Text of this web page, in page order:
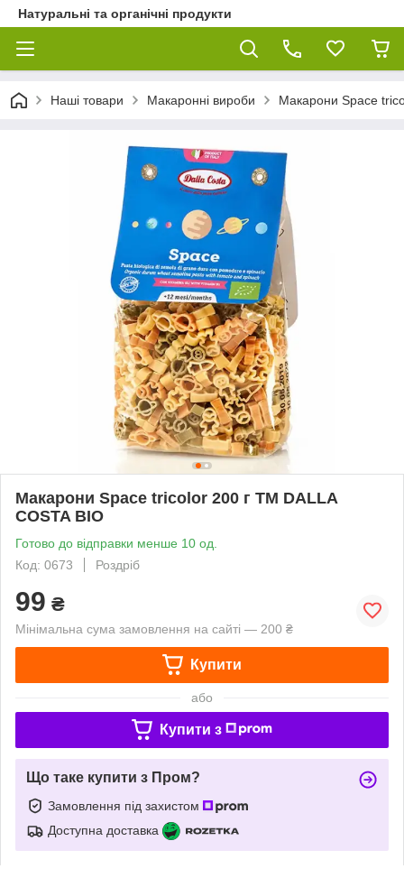
Натуральні та органічні продукти
Наші товари Макаронні вироби Макарони Space
Макарони Space tricolor 200 г ТМ DALLA
COSTA BIO
Готово до відправки менше 10 од.
Код: 0673
Роздріб
99 ₴
Мінімальна сума замовлення на сайті — 200 ₴
Купити
або
Купити з
Що таке купити з Пром?
Замовлення під захистом
Доступна доставка